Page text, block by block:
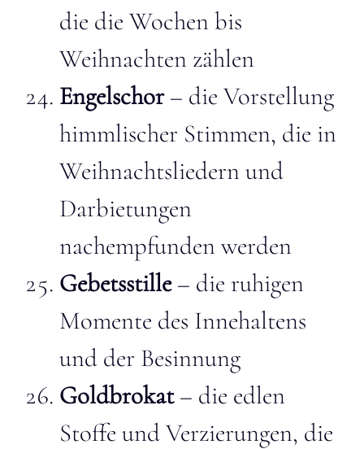
die die Wochen bis
Weihnachten zählen
Engelschor– die Vorstellung
himmlischer Stimmen, die in
Weihnachtsliedern und
Darbietungen
nachempfunden werden
Gebetsstille– die ruhigen
Momente des Innehaltens
und der Besinnung
Goldbrokat– die edlen
Stoffe und Verzierungen, die